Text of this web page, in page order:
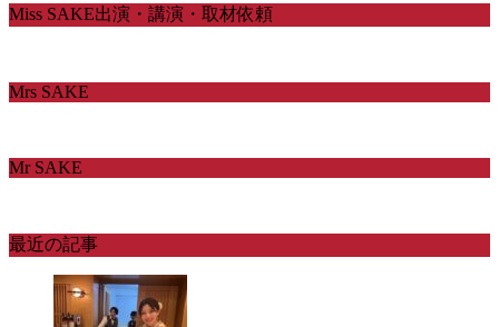
Miss SAKE出演・講演・取材依頼
Mrs SAKE
Mr SAKE
最近の記事